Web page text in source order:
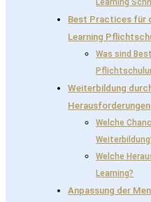
Learning
Best Practices für
Learning
Was sind
Weiterbildung
Herausforderungen
Welche
Welche
Learning?
Anpassung der